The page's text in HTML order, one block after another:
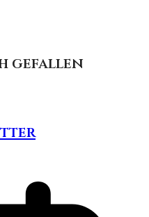
gefallen